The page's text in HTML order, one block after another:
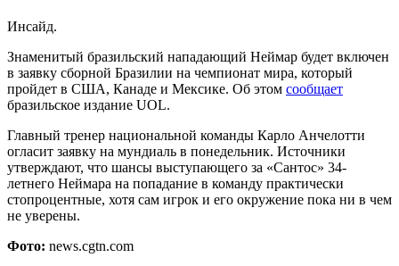
Инсайд.
Знаменитый бразильский нападающий Неймар будет включен
в заявку сборной Бразилии на чемпионат мира, который
пройдет в США, Канаде и Мексике. Об этом сообщает
бразильское издание UOL.
Главный тренер национальной команды Карло Анчелотти
огласит заявку на мундиаль в понедельник. Источники
утверждают, что шансы выступающего за «Сантос» 34-
летнего Неймара на попадание в команду практически
стопроцентные, хотя сам игрок и его окружение пока ни в чем
не уверены.
Фото: news.cgtn.com